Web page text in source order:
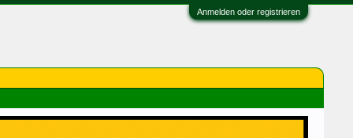
Anmelden oder registrieren